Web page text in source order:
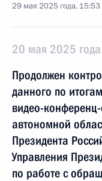
29 мая 2025 года, 15:53
20 мая 2025
Продолжен
данного по
видео-
автономной
Президента
Управления
по работе с